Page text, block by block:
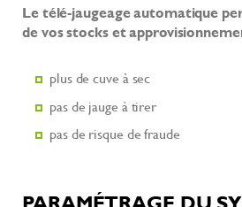
Le télé-jaugeage automatique
de vos stocks et
plus de cuve à sec
pas de jauge à tirer
pas de risque de fraude